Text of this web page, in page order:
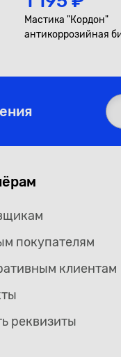
Мастика "Кордон"
антикоррозийная
покупателям
клиентам
реквизиты